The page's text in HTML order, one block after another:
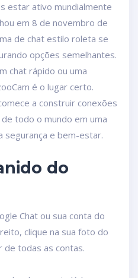
estar ativo mundialmente
em 8 de novembro de
de chat estilo roleta se
opções semelhantes.
chat rápido ou uma
é o lugar certo.
a construir conexões
todo o mundo em uma
segurança e bem-estar.
do
Chat ou sua conta do
clique na sua foto do
de todas as contas.